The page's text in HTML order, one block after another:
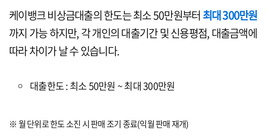
케이뱅크 비상금대출의 한도는 최소 50만원부터최대 300만원
까지 가능 하지만, 각 개인의 대출기간 및 신용평점, 대출금액에
따라 차이가 날 수 있습니다.
대출한도 : 최소 50만원 ~ 최대 300만원
※ 월 단위로 한도 소진 시 판매 조기 종료(익월 판매 재개)